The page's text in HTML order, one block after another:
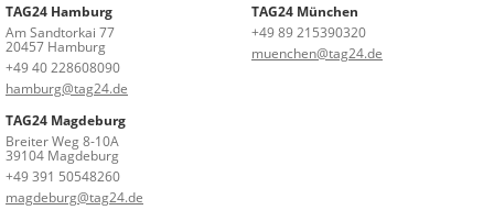
TAG24 Hamburg
Am Sandtorkai 77
20457 Hamburg
+49 40 228608090
hamburg@tag24.de
TAG24 München
+49 89 215390320
muenchen@tag24.de
TAG24 Magdeburg
Breiter Weg 8-10A
39104 Magdeburg
+49 391 50548260
magdeburg@tag24.de